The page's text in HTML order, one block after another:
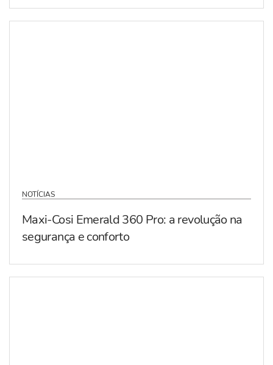
NOTÍCIAS
Maxi-Cosi Emerald 360 Pro: a revolução na
segurança e conforto